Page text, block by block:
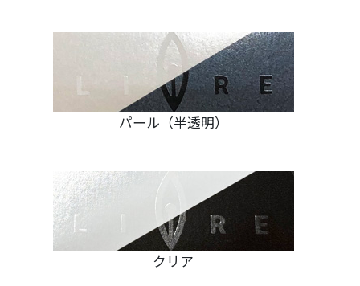
パール（半透明）
クリア